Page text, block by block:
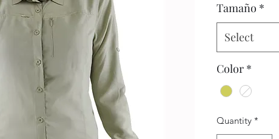
Tamaño *
Select
Color *
Quantity *